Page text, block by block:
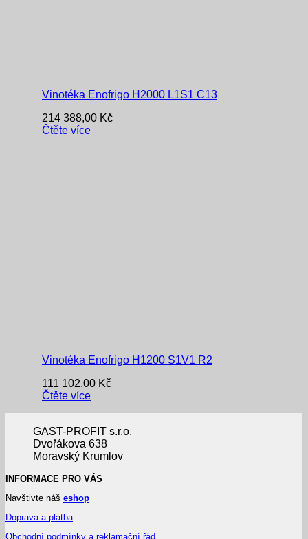
Vinotéka Enofrigo H2000 L1S1 C13
214 388,00 Kč
Čtěte více
Vinotéka Enofrigo H1200 S1V1 R2
111 102,00 Kč
Čtěte více
GAST-PROFIT s.r.o.
Dvořákova 638
Moravský Krumlov
INFORMACE PRO VÁS
Navštivte náš eshop
Doprava a platba
Obchodní podmínky a reklamační řád